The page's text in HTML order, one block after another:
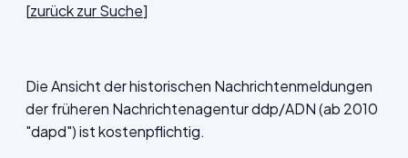
[zurück zur Suche]
Die Ansicht der historischen Nachrichtenmeldungen
der früheren Nachrichtenagentur ddp/ADN (ab 2010
"dapd") ist kostenpflichtig.